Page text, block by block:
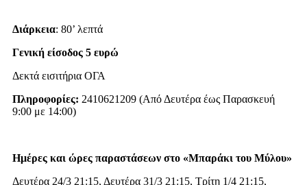
Διάρκεια: 80’ λεπτά
Γενική είσοδος 5 ευρώ
Δεκτά εισιτήρια ΟΓΑ
Πληροφορίες: 2410621209 (Από Δευτέρα έως Παρασκευή
9:00 με 14:00)
Ημέρες και ώρες παραστάσεων στο «Μπαράκι του Μύλου»
Δευτέρα 24/3 21:15, Δευτέρα 31/3 21:15, Τρίτη 1/4 21:15,